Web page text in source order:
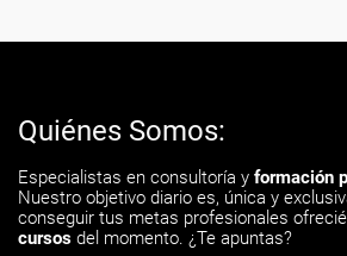
Quiénes Somos:
Especialistas en consultoría y formación
Nuestro objetivo diario es, única y
conseguir tus metas profesionales
cursos del momento. ¿Te apuntas?